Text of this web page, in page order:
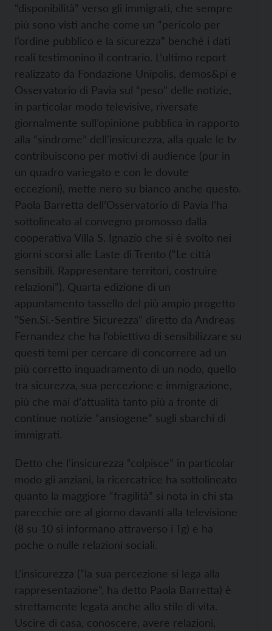
“disponibilità” verso gli immigrati, che sempre
più sono visti anche come un “pericolo per
l’ordine pubblico e la sicurezza” benché i dati
reali testimonino il contrario. L’ultimo report
realizzato da Fondazione Unipolis, demos&pi e
Osservatorio di Pavia sul “peso” delle notizie,
in particolar modo televisive, riversate
giornalmente sull’opinione pubblica in rapporto
alla “sindrome” dell’insicurezza, alla quale le tv
contribuiscono per motivi di audience (pur in
un quadro variegato e con le dovute
eccezioni), mette nero su bianco anche questo.
Paola Barretta dell’Osservatorio di Pavia l’ha
sottolineato al convegno promosso dalla
cooperativa Villa S. Ignazio che si è svolto nei
giorni scorsi alle Laste di Trento (“Le città
sensibili. Rappresentare territori, costruire
relazioni”). Quarta edizione di un
appuntamento tassello del più ampio progetto
“Sen.Si.-Sentire Sicurezza” diretto da Andreas
Fernandez che ha l’obiettivo di sensibilizzare su
questi temi per cercare di concorrere ad un
più corretto inquadramento di un nodo, quello
tra sicurezza, sua percezione e immigrazione,
più che mai d’attualità tanto più a fronte di
continue notizie “ansiogene” sugli sbarchi di
immigrati.
Detto che l’insicurezza “colpisce” in particolar
modo gli anziani, la ricercatrice ha sottolineato
quanto la maggiore “fragilità” si nota in chi sta
parecchie ore al giorno davanti alla televisione
(8 su 10 si informano attraverso i Tg) e ha
poche o nulle relazioni sociali.
L’insicurezza (“la sua percezione si lega alla
rappresentazione”, ha detto Paola Barretta) è
strettamente legata anche allo stile di vita.
Uscire di casa, conoscere, avere relazioni,